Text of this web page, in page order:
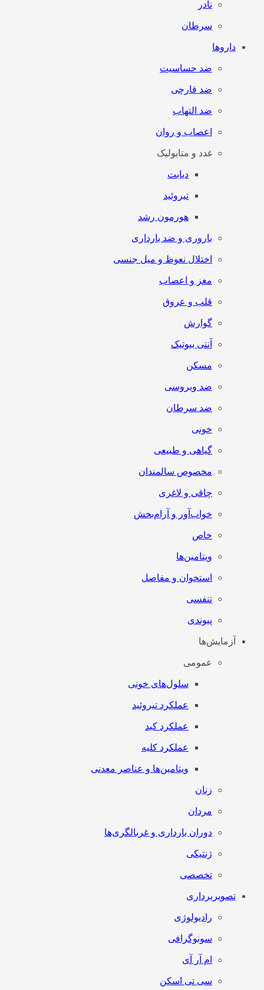
نادر
سرطان
داروها
ضد حساسیت
ضد قارچی
ضد التهاب
اعصاب و روان
غدد و متابولیک
دیابت
تیروئید
هورمون رشد
باروری و ضد بارداری
اختلال نعوظ و میل جنسی
مغز و اعصاب
قلب و عروق
گوارش
آنتی‌ بیوتیک
مسکن
ضد ویروسی
ضد سرطان
خونی
گیاهی و طبیعی
مخصوص سالمندان
چاقی و لاغری
خواب‌آور و آرام‌بخش
خاص
ویتامین‌ها
استخوان و مفاصل
تنفسی
پیوندی
آزمایش‌ها
عمومی
سلول‌های خونی
عملکرد تیروئید
عملکرد کبد
عملکرد کلیه
ویتامین‌ها و عناصر معدنی
زنان
مردان
دوران بارداری و غربالگری‌ها
ژنتیکی
تخصصی
تصویربرداری
رادیولوژی
سونوگرافی
ام آر آی
سی تی اسکن